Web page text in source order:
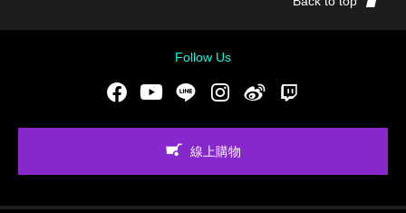
Follow Us
FacebookYoutubeLINE Instgram新浪微博
線上購物